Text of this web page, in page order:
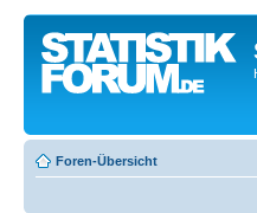
Foren-Übersicht